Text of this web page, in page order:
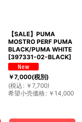
【SALE】PUMA
MOSTRO PERF PUMA
BLACK/PUMA WHITE
[397331-02-BLACK]
￥7,000(税別)
(税込 : ￥ 7,700)
希望小売価格: ￥ 14,000